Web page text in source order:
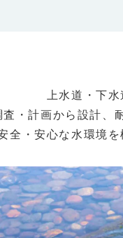
上水道・下
査・計画から設計、
全・安心な水環境